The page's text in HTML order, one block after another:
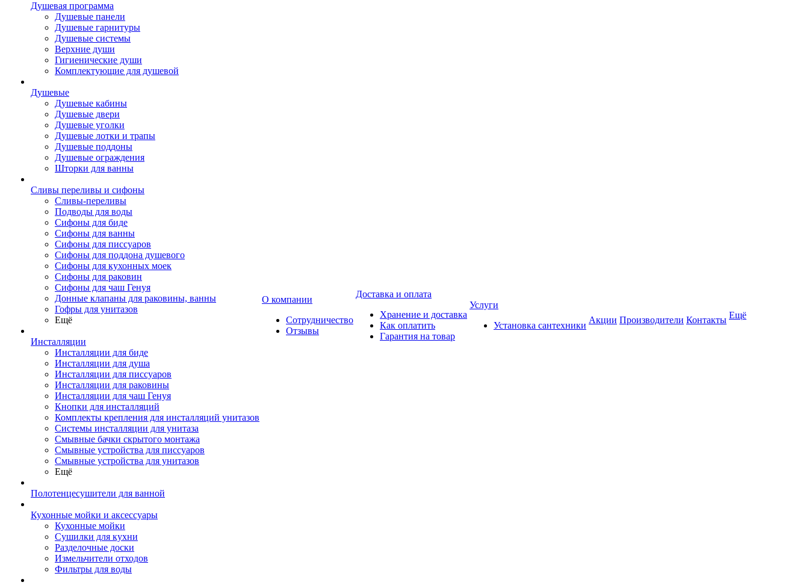
Душевая программа
Душевые панели
Душевые гарнитуры
Душевые системы
Верхние души
Гигиенические души
Комплектующие для душевой
Душевые
Душевые кабины
Душевые двери
Душевые уголки
Душевые лотки и трапы
Душевые поддоны
Душевые ограждения
Шторки для ванны
Сливы переливы и сифоны
Сливы-переливы
Подводы для воды
Сифоны для биде
Сифоны для ванны
Сифоны для писсуаров
Сифоны для поддона душевого
Сифоны для кухонных моек
Сифоны для раковин
Сифоны для чаш Генуя
Донные клапаны для раковины, ванны
Гофры для унитазов
Ещё
Инсталляции
Инсталляции для биде
Инсталляции для душа
Инсталляции для писсуаров
Инсталляции для раковины
Инсталляции для чаш Генуя
Кнопки для инсталляций
Комплекты крепления для инсталляций унитазов
Системы инсталляции для унитаза
Смывные бачки скрытого монтажа
Смывные устройства для писсуаров
Смывные устройства для унитазов
Ещё
Полотенцесушители для ванной
Кухонные мойки и аксессуары
Кухонные мойки
Сушилки для кухни
Разделочные доски
Измельчители отходов
Фильтры для воды
О компании
Сотрудничество
Отзывы
Доставка и оплата
Хранение и доставка
Как оплатить
Гарантия на товар
Услуги
Установка сантехники
Акции Производители Контакты Ещё